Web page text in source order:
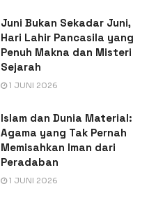
Juni Bukan Sekadar Juni,
Hari Lahir Pancasila yang
Penuh Makna dan Misteri
Sejarah
1 JUNI 2026
Islam dan Dunia Material:
Agama yang Tak Pernah
Memisahkan Iman dari
Peradaban
1 JUNI 2026